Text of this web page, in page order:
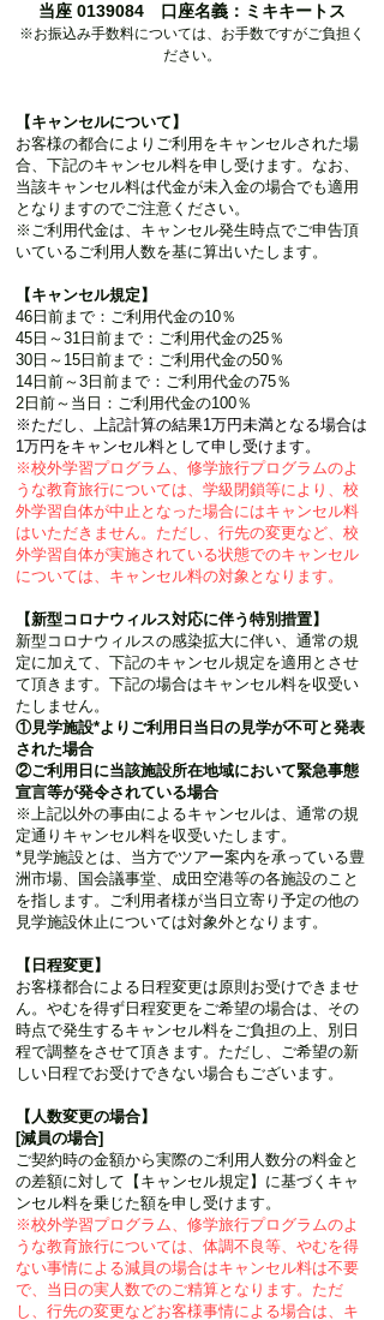
当座 0139084 口座名義：ミキキートス
※お振込み手数料については、お手数ですがご負担く
ださい。
【キャンセルについて】
お客様の都合によりご利用をキャンセルされた場
合、下記のキャンセル料を申し受けます。なお、
当該キャンセル料は代金が未入金の場合でも適用
となりますのでご注意ください。
※ご利用代金は、キャンセル発生時点でご申告頂
いているご利用人数を基に算出いたします。
【キャンセル規定】
46日前まで：ご利用代金の10％
45日～31日前まで：ご利用代金の25％
30日～15日前まで：ご利用代金の50％
14日前～3日前まで：ご利用代金の75％
2日前～当日：ご利用代金の100％
※ただし、上記計算の結果1万円未満となる場合は
1万円をキャンセル料として申し受けます。
※校外学習プログラム、修学旅行プログラムのよ
うな教育旅行については、学級閉鎖等により、校
外学習自体が中止となった場合にはキャンセル料
はいただきません。ただし、行先の変更など、校
外学習自体が実施されている状態でのキャンセル
については、キャンセル料の対象となります。
【新型コロナウィルス対応に伴う特別措置】
新型コロナウィルスの感染拡大に伴い、通常の規
定に加えて、下記のキャンセル規定を適用とさせ
て頂きます。下記の場合はキャンセル料を収受い
たしません。
①見学施設*よりご利用日当日の見学が不可と発表
された場合
②ご利用日に当該施設所在地域において緊急事態
宣言等が発令されている場合
※上記以外の事由によるキャンセルは、通常の規
定通りキャンセル料を収受いたします。
*見学施設とは、当方でツアー案内を承っている豊
洲市場、国会議事堂、成田空港等の各施設のこと
を指します。ご利用者様が当日立寄り予定の他の
見学施設休止については対象外となります。
【日程変更】
お客様都合による日程変更は原則お受けできませ
ん。やむを得ず日程変更をご希望の場合は、その
時点で発生するキャンセル料をご負担の上、別日
程で調整をさせて頂きます。ただし、ご希望の新
しい日程でお受けできない場合もございます。
【人数変更の場合】
[減員の場合]
ご契約時の金額から実際のご利用人数分の料金と
の差額に対して【キャンセル規定】に基づくキャ
ンセル料を乗じた額を申し受けます。
※校外学習プログラム、修学旅行プログラムのよ
うな教育旅行については、体調不良等、やむを得
ない事情による減員の場合はキャンセル料は不要
で、当日の実人数でのご精算となります。ただ
し、行先の変更などお客様事情による場合は、キ